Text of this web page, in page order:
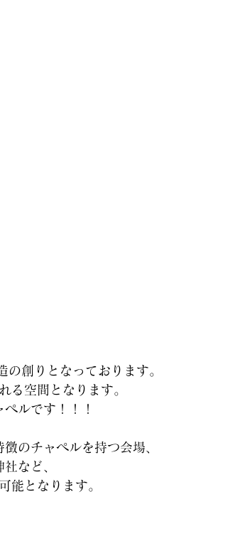
創りとなっております。
る空間となります。
ルです！！！
のチャペルを持つ会場、
など、
能となります。